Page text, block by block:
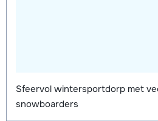
Sfeervol wintersportdorp met
snowboarders